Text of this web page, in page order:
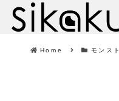
Home モンスト